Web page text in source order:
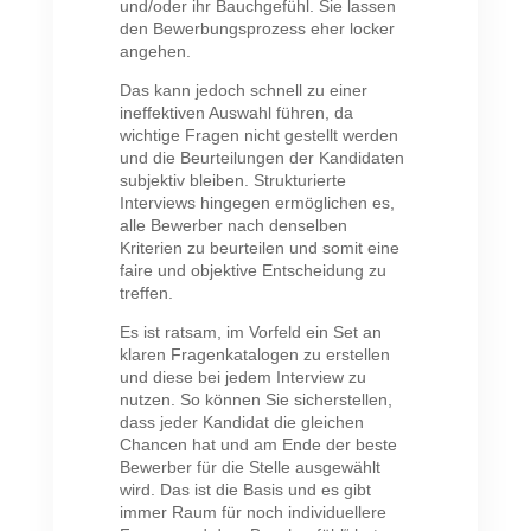
und/oder ihr Bauchgefühl. Sie lassen
den Bewerbungsprozess eher locker
angehen.
Das kann jedoch schnell zu einer
ineffektiven Auswahl führen, da
wichtige Fragen nicht gestellt werden
und die Beurteilungen der Kandidaten
subjektiv bleiben. Strukturierte
Interviews hingegen ermöglichen es,
alle Bewerber nach denselben
Kriterien zu beurteilen und somit eine
faire und objektive Entscheidung zu
treffen.
Es ist ratsam, im Vorfeld ein Set an
klaren Fragenkatalogen zu erstellen
und diese bei jedem Interview zu
nutzen. So können Sie sicherstellen,
dass jeder Kandidat die gleichen
Chancen hat und am Ende der beste
Bewerber für die Stelle ausgewählt
wird. Das ist die Basis und es gibt
immer Raum für noch individuellere